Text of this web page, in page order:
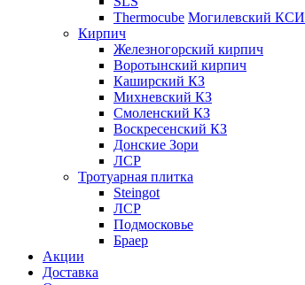
Thermocube Могилевский КСИ
Кирпич
Железногорский кирпич
Воротынский кирпич
Каширский КЗ
Михневский КЗ
Смоленский КЗ
Воскресенский КЗ
Донские Зори
ЛСР
Тротуарная плитка
Steingot
ЛСР
Подмосковье
Браер
Акции
Доставка